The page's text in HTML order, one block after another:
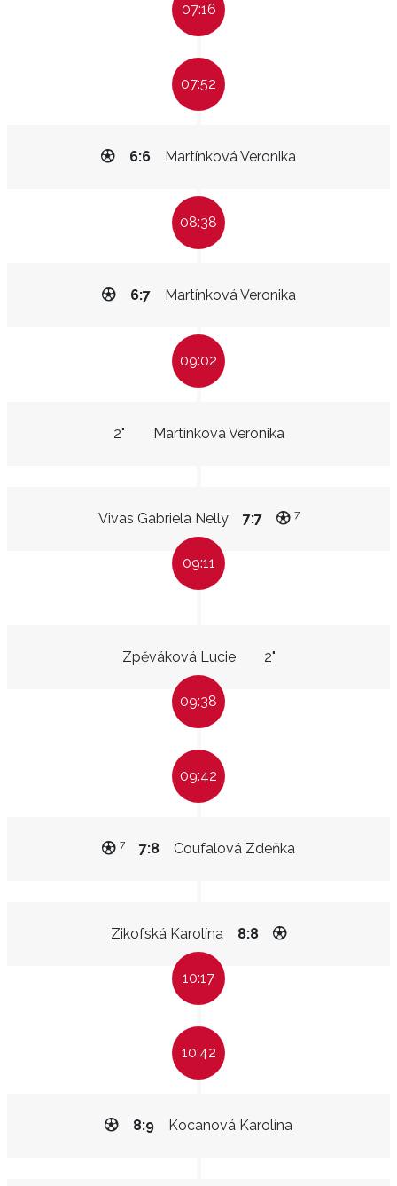
07:16
07:52
Martínková Veronika
6:6
08:38
Martínková Veronika
6:7
09:02
Martínková Veronika
2"
Vivas Gabriela Nelly 7:7 7
09:11
Zpěváková Lucie 2"
09:38
09:42
Coufalová Zdeňka
7:8
7
Zikofská Karolína 8:8
10:17
10:42
Kocanová Karolína
8:9